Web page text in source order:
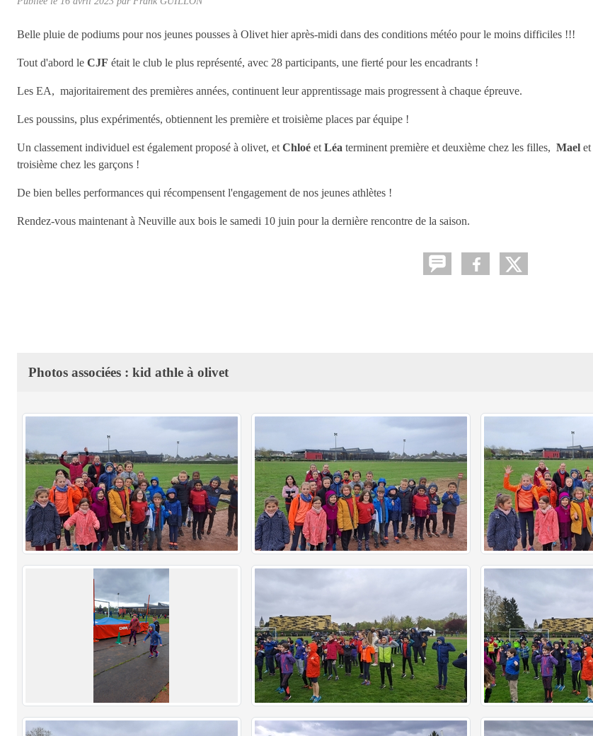
Belle pluie de podiums pour nos jeunes pousses à Olivet hier après-midi dans des conditions météo pour le moins difficiles !!!
Tout d'abord le CJF était le club le plus représenté, avec 28 participants, une fierté pour les encadrants !
Les EA, majoritairement des premières années, continuent leur apprentissage mais progressent à chaque épreuve.
Les poussins, plus expérimentés, obtiennent les première et troisième places par équipe !
Un classement individuel est également proposé à olivet, et Chloé et Léa terminent première et deuxième chez les filles, Mael et
troisième chez les garçons !
De bien belles performances qui récompensent l'engagement de nos jeunes athlètes !
Rendez-vous maintenant à Neuville aux bois le samedi 10 juin pour la dernière rencontre de la saison.
Photos associées : kid athle à olivet